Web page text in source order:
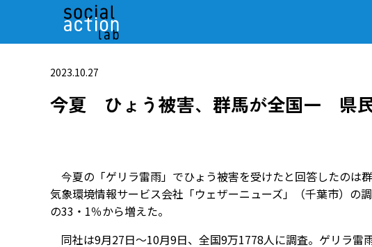
2023.10.27
今夏 ひょう被害、群馬が全国一 県
今夏の「ゲリラ雷雨」でひょう被害を受けたと回答したのは
気象環境情報サービス会社「ウェザーニューズ」（千葉市）の
の33・1％から増えた。
同社は9月27日～10月9日、全国9万1778人に調査。ゲリラ雷